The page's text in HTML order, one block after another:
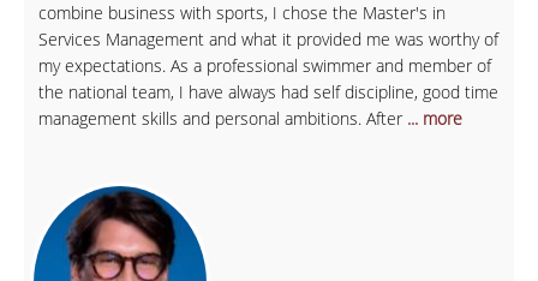
combine business with sports, I chose the Master's in
Services Management and what it provided me was worthy of
my expectations. As a professional swimmer and member of
the national team, I have always had self discipline, good time
management skills and personal ambitions. After ... more